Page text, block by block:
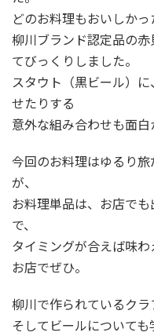
どのお料理もおいしかっ
柳川ブランド認定品の
てびっくりしました。
スタウト（黒ビール）
せたりする
意外な組み合わせも面白
今回のお料理はゆるり
が、
お料理単品は、お店で
で、
タイミングが合えば味
お店でぜひ。
柳川で作られているク
そしてビールについて